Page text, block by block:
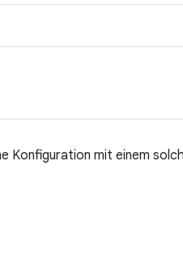
Konfiguration mit einem